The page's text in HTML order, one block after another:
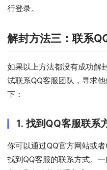
行登录。
解封方法三：联系
如果以上方法都没有成功解
试联系QQ客服团队，寻求
下：
1. 找到QQ客服联系
你可以通过QQ官方网站或
找到QQ客服的联系方式。